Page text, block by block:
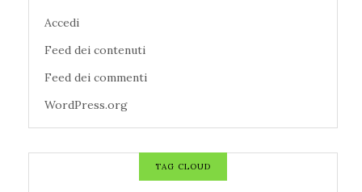
Accedi
Feed dei contenuti
Feed dei commenti
WordPress.org
TAG CLOUD